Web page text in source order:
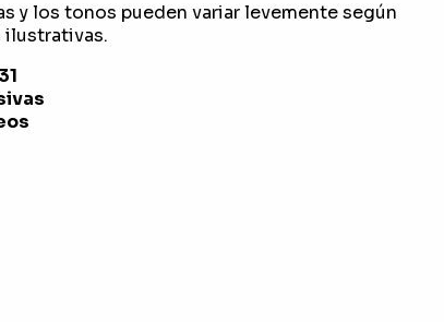
y los tonos pueden variar levemente según
ilustrativas.